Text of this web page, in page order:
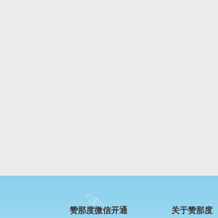
赞那度微信开通 关于赞那度